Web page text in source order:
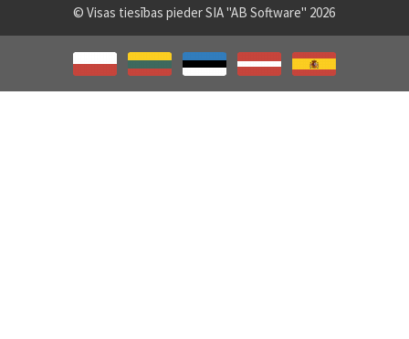
© Visas tiesības pieder SIA "AB Software" 2026